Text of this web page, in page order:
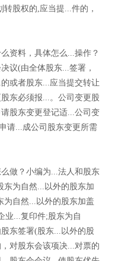
股权的,应当提...件的，
资料，具体怎么...操作？
议(由全体股东...签署，
或者股东...应当提交转让
东必须报...。公司变更股
股东变更登记适...公司变
...成公司股东变更所需
做？小编为...法人和股东
东为自然...以外的股东加
为自然...以外的股东加盖
...复印件;股东为自
东签署(股东...以外的股
对股东会该项决...对票的